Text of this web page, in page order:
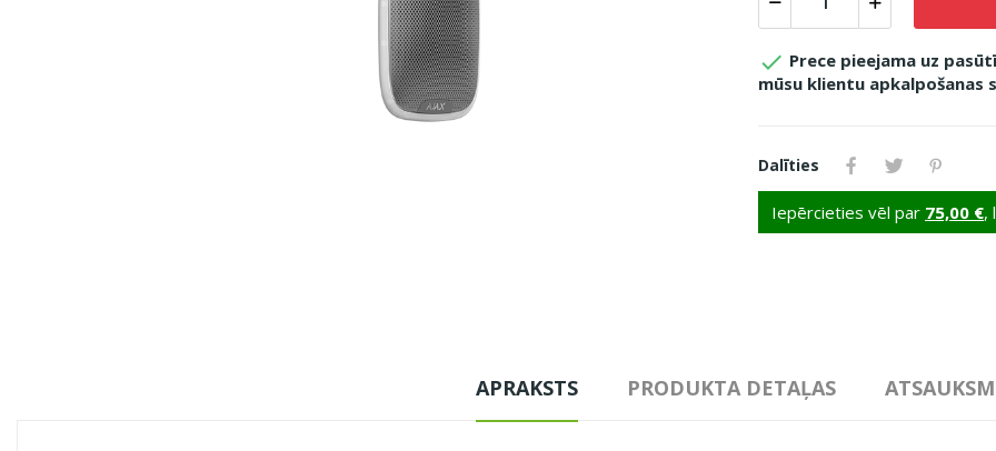
 Prece pieejama uz
mūsu klientu apkalpošanas
Dalīties
Iepērcieties vēl par 75,00 €,
APRAKSTS PRODUKTA DETAĻAS